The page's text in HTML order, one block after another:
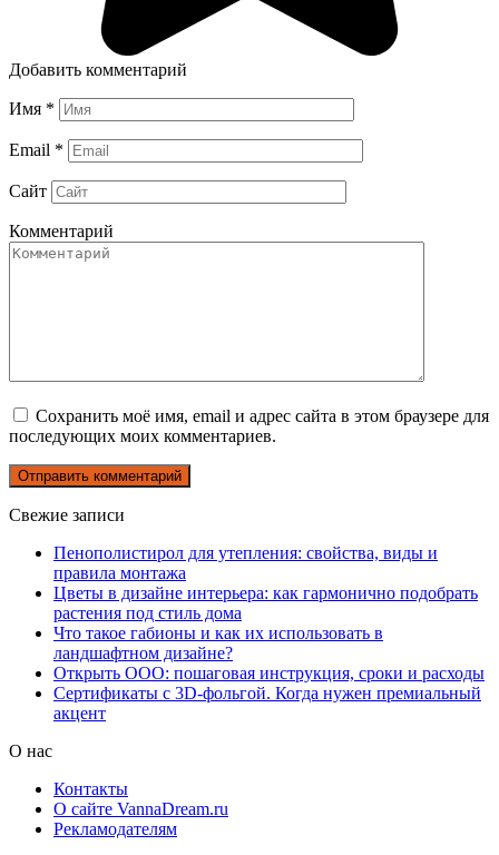
Добавить комментарий
Имя *
Email *
Сайт
Комментарий
Сохранить моё имя, email и адрес сайта в этом браузере для
последующих моих комментариев.
Свежие записи
Пенополистирол для утепления: свойства, виды и
правила монтажа
Цветы в дизайне интерьера: как гармонично подобрать
растения под стиль дома
Что такое габионы и как их использовать в
ландшафтном дизайне?
Открыть ООО: пошаговая инструкция, сроки и расходы
Сертификаты с 3D-фольгой. Когда нужен премиальный
акцент
О нас
Контакты
О сайте VannaDream.ru
Рекламодателям